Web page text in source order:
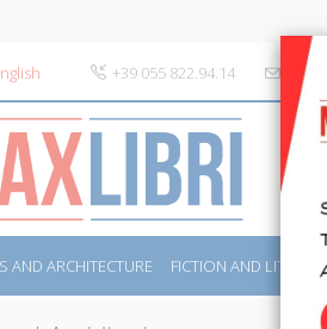
+39 055 822.94.14
AND ARCHITECTURE FICTION AND